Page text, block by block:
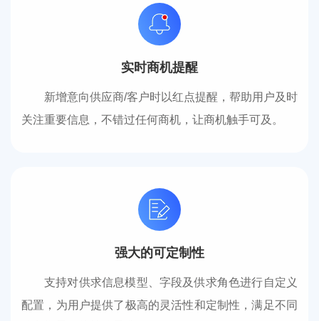
实时商机提醒
新增意向供应商/客户时以红点提醒，帮助用户及时
关注重要信息，不错过任何商机，让商机触手可及。
强大的可定制性
支持对供求信息模型、字段及供求角色进行自定义
配置，为用户提供了极高的灵活性和定制性，满足不同